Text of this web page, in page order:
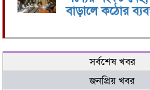
বাড়ালে কঠোর
সর্বশেষ খবর
জনপ্রিয় খবর